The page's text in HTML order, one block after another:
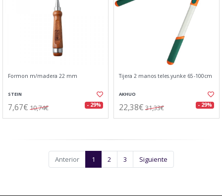
Formon m/madera 22 mm
STEIN
7,67€ 10,74€ - 29%
Tijera 2 manos teles.yunke 65-100cm
AKHUO
22,38€ 31,33€ - 29%
Anterior 1 2 3 Siguiente